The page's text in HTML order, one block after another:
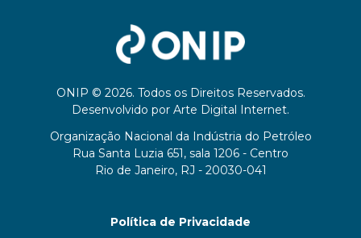
ONIP © 2026. Todos os Direitos Reservados.
Desenvolvido por Arte Digital Internet.
Organização Nacional da Indústria do Petróleo
Rua Santa Luzia 651, sala 1206 - Centro
Rio de Janeiro, RJ - 20030-041
Política de Privacidade